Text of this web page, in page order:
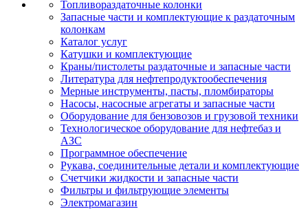
Топливораздаточные колонки
Запасные части и комплектующие к раздаточным
колонкам
Каталог услуг
Катушки и комплектующие
Краны/пистолеты раздаточные и запасные части
Литература для нефтепродуктообеспечения
Мерные инструменты, пасты, пломбираторы
Насосы, насосные агрегаты и запасные части
Оборудование для бензовозов и грузовой техники
Технологическое оборудование для нефтебаз и
АЗС
Программное обеспечение
Рукава, соединительные детали и комплектующие
Счетчики жидкости и запасные части
Фильтры и фильтрующие элементы
Электромагазин